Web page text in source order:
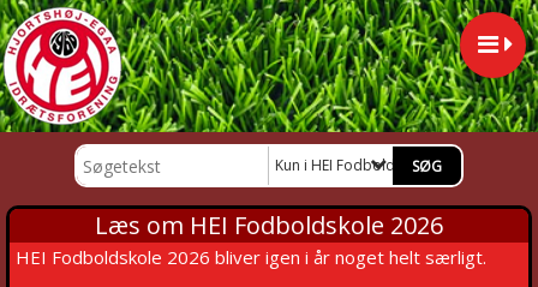
Kun i HEI Fodboldskole 2026
Læs om HEI Fodboldskole 2026
HEI Fodboldskole 2026 bliver igen i år noget helt særligt.